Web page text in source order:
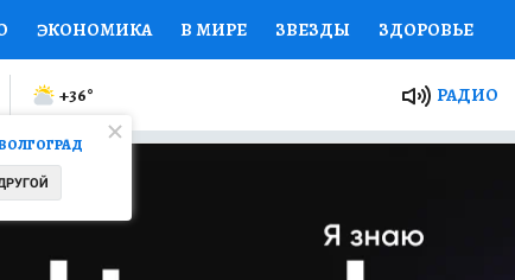
ЭКОНОМИКА В МИРЕ ЗВЕЗДЫ ЗДОРОВЬЕ
НАЦИОНАЛЬНЫЕ ПРОЕКТЫ РОССИИ
Я ЗНАЮ СЕМЬЯ ЖЕНСКИЕ СЕКРЕТЫ
КОНКУРСЫ ГИД ПОТРЕБИТЕЛЯ
+36° РАДИО